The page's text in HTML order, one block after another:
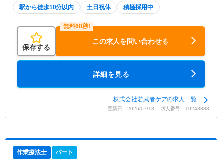
駅から徒歩10分以内 土日祝休 積極採用中
保存する
この求人を問い合わせる
詳細を見る
株式会社若武者ケアの求人一覧
更新日：2026/07/13 求人番号：10248833
作業療法士 パート